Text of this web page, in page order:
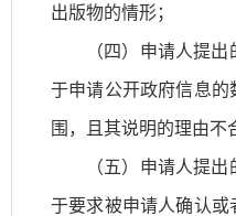
出版物的情形；
（四）申请人提
于申请公开政府信息
围，且其说明的理由不
（五）申请人提
于要求被申请人确认